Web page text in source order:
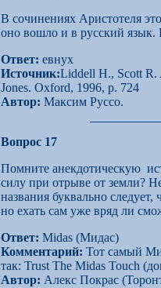
В сочинениях Аристотеля
оно вошло и в русский язык.
Ответ: евнух
Источник:Liddell H., Scott R.
Jones. Oxford, 1996, p. 724
Автор: Максим Руссо.
Вопрос 17
Помните анекдотическую
силу при отрыве от земли?
названия буквально
но ехать сам уже вряд ли
Ответ: Midas (Мидас)
Комментарий: Тот самый
так: Trust The Midas Touch
Автор: Алекс Покрас